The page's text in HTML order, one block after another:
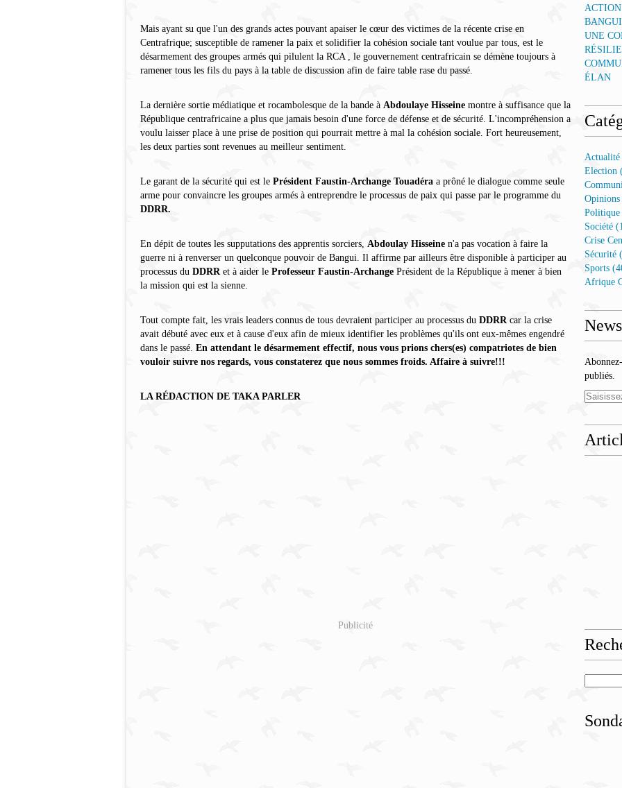
Mais ayant su que l'un des grands actes pouvant apaiser le cœur des victimes de la récente crise en
Centrafrique; susceptible de ramener la paix et solidifier la cohésion sociale tant voulue par tous, est le
désarmement des groupes armés qui pilulent la RCA , le gouvernement centrafricain se démène toujours à
ramener tous les fils du pays à la table de discussion afin de faire table rase du passé.
La dernière sortie médiatique et rocambolesque de la bande à Abdoulaye Hisseine montre à suffisance que la
République centrafricaine a plus que jamais besoin d'une force de défense et de sécurité. L'incompréhension a
voulu laisser place à une prise de position qui pourrait mettre à mal la cohésion sociale. Fort heureusement,
les deux parties sont revenues au meilleur sentiment.
Le garant de la sécurité qui est le Président Faustin-Archange Touadéra a prôné le dialogue comme seule
arme pour convaincre les groupes armés à entreprendre le processus de paix qui passe par le programme du
DDRR.
En dépit de toutes les supputations des apprentis sorciers, Abdoulay Hisseine n'a pas vocation à faire la
guerre ni à renverser un quelconque pouvoir de Bangui. Il affirme par ailleurs être disponible à participer au
processus du DDRRet à aider le Professeur Faustin-Archange Président de la République à mener à bien
la mission qui est la sienne.
Tout compte fait, les vrais leaders connus de tous devraient participer au processus du DDRR car la crise
avait débuté avec eux et à cause d'eux afin de mieux identifier les problèmes qu'ils ont eux-mêmes engendré
dans le passé. En attendant le désarmement effectif, nous vous prions chers(es) compatriotes de bien
vouloir suivre nos regards, vous constaterez que nous sommes froids. Affaire à suivre!!!
LA RÉDACTION DE TAKA PARLER
Publicité
UNE
ÉLAN
Election
Société
Crise
Sécurité
Sports
Afrique
publiés.